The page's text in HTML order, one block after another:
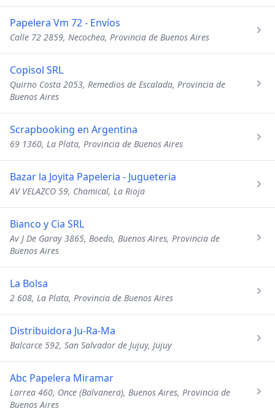
Papelera Vm 72 - Envíos
Calle 72 2859, Necochea, Provincia de Buenos Aires
Copisol SRL
Quirno Costa 2053, Remedios de Escalada, Provincia de
Buenos Aires
Scrapbooking en Argentina
69 1360, La Plata, Provincia de Buenos Aires
Bazar la Joyita Papeleria - Jugueteria
AV VELAZCO 59, Chamical, La Rioja
Bianco y Cia SRL
Av J De Garay 3865, Boedo, Buenos Aires, Provincia de
Buenos Aires
La Bolsa
2 608, La Plata, Provincia de Buenos Aires
Distribuidora Ju-Ra-Ma
Balcarce 592, San Salvador de Jujuy, Jujuy
Abc Papelera Miramar
Larrea 460, Once (Balvanera), Buenos Aires, Provincia de
Buenos Aires